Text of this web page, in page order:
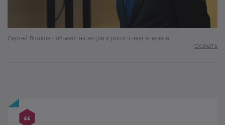
Сергей Волков побывал на акции в роли чтеца впервые
Скачать